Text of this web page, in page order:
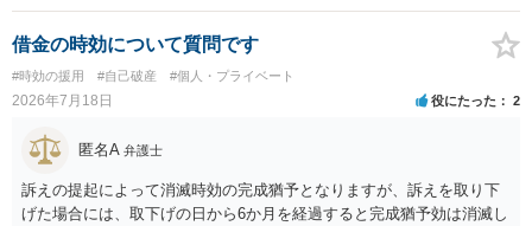
借金の時効について質問です
#時効の援用 #自己破産 #個人・プライベート
2026年7月18日 役にたった 2
匿名A 弁護士
訴えの提起によって消滅時効の完成猶予となりますが、訴えを取り下
げた場合には、取下げの日から6か月を経過すると完成猶予効は消滅し